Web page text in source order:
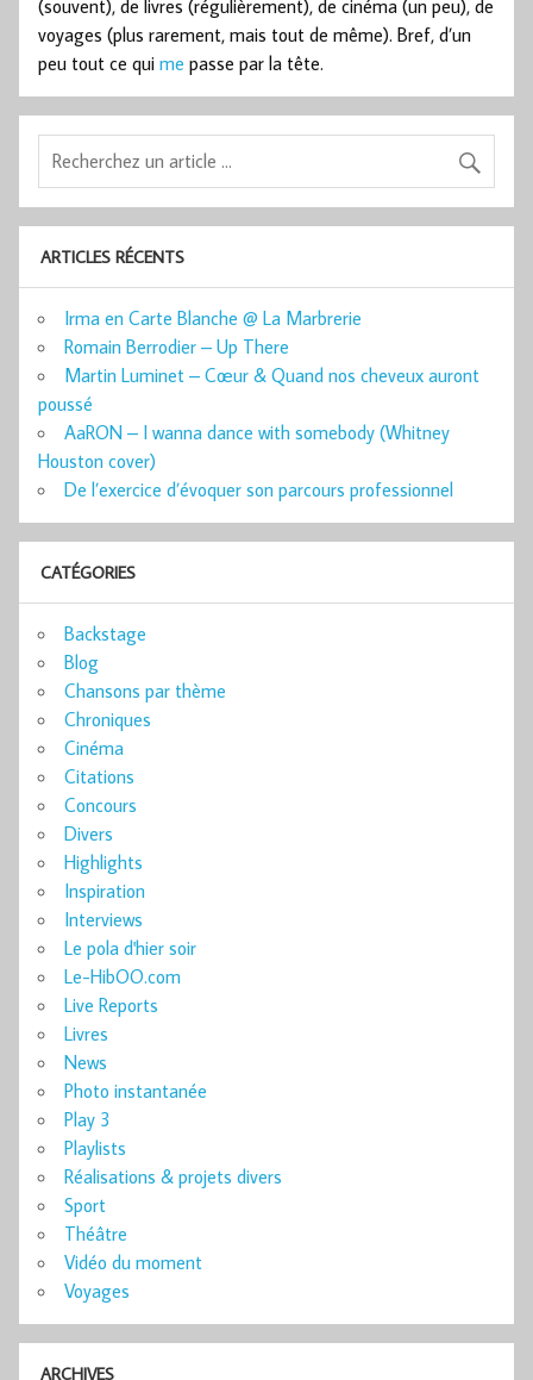
(souvent), de livres (régulièrement), de cinéma (un peu), de
voyages (plus rarement, mais tout de même). Bref, d’un
peu tout ce qui me passe par la tête.
ARTICLES RÉCENTS
Irma en Carte Blanche @ La Marbrerie
Romain Berrodier – Up There
Martin Luminet – Cœur & Quand nos cheveux auront
poussé
AaRON – I wanna dance with somebody (Whitney
Houston cover)
De l’exercice d’évoquer son parcours professionnel
CATÉGORIES
Backstage
Blog
Chansons par thème
Chroniques
Cinéma
Citations
Concours
Divers
Highlights
Inspiration
Interviews
Le pola d'hier soir
Le-HibOO.com
Live Reports
Livres
News
Photo instantanée
Play 3
Playlists
Réalisations & projets divers
Sport
Théâtre
Vidéo du moment
Voyages
ARCHIVES